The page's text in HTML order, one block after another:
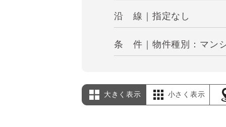
沿 線｜指定なし
条 件｜物件種別：マン
大きく表示 小さく表示